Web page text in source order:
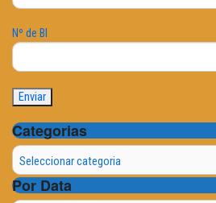
Nº de BI
Categorias
Categorias
Por Data